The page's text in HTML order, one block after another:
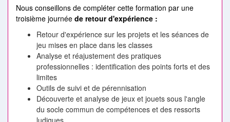
Nous conseillons de compléter cette formation par une
troisième journée de retour d'expérience :
Retour d'expérience sur les projets et les séances de
jeu mises en place dans les classes
Analyse et réajustement des pratiques
professionnelles : identification des points forts et des
limites
Outils de suivi et de pérennisation
Découverte et analyse de jeux et jouets sous l'angle
du socle commun de compétences et des ressorts
ludiques